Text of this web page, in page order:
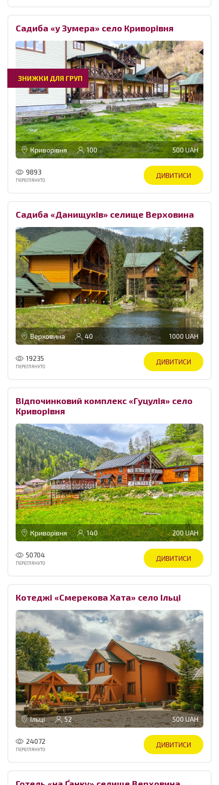
Садиба «у Зумера» село Криворівня
Криворівня 100 500 UAH
9893
ПЕРЕГЛЯНУТО
ДИВИТИСИ
ЗНИЖКИ ДЛЯ ГРУП
Садиба «Данищуків» селище Верховина
Верховина 40 1000 UAH
19235
ПЕРЕГЛЯНУТО
ДИВИТИСИ
Відпочинковий комплекс «Гуцулія» село
Криворівня
Криворівня 140 200 UAH
50704
ПЕРЕГЛЯНУТО
ДИВИТИСИ
Котеджі «Смерекова Хата» село Ільці
Ільці 52 500 UAH
24072
ПЕРЕГЛЯНУТО
ДИВИТИСИ